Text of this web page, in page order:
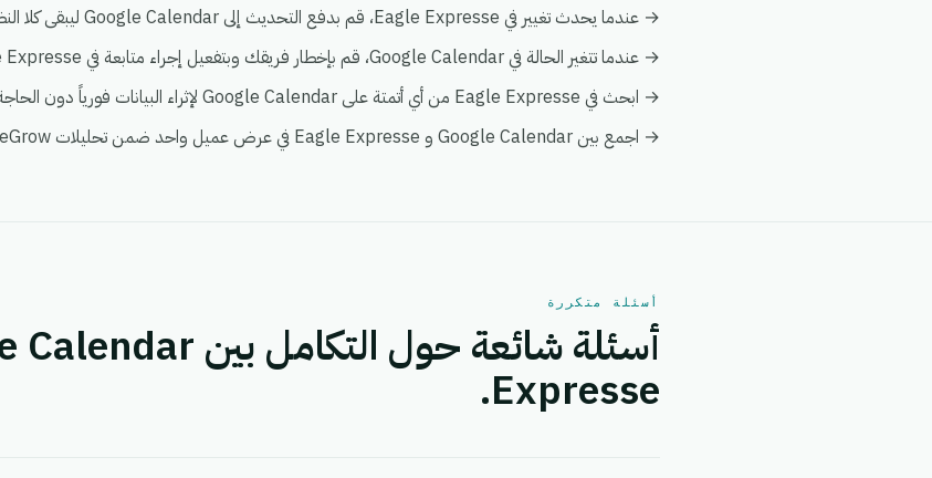
→ عندما يحدث تغيير في Eagle Expresse، قم بدفع التحديث إلى Google Calendar ليبقى كلا النظامين متزامنين.
→ عندما تتغير الحالة في Google Calendar، قم بإخطار فريقك وبتفعيل إجراء متابعة في Eagle Expresse.
→ ابحث في Eagle Expresse من أي أتمتة على Google Calendar لإثراء البيانات فورياً دون الحاجة إلى عمليات بحث يدوية.
→ اجمع بين Google Calendar و Eagle Expresse في عرض عميل واحد ضمن تحليلات eGrow لتبقى التقارير موحدة.
أسئلة متكررة
Expresse.